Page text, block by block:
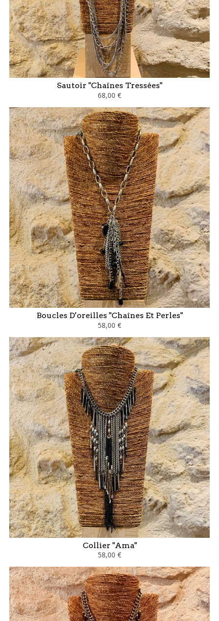
Sautoir "Chaînes Tressées"
68,00 €
Boucles D'oreilles "Chaînes Et Perles"
58,00 €
Collier "Ama"
58,00 €